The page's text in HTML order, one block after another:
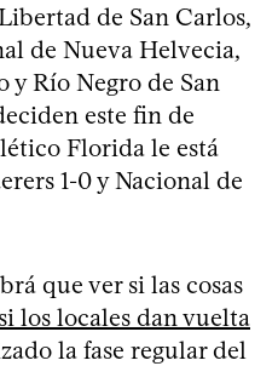
de San Carlos,
de Nueva Helvecia,
y Río Negro de San
este fin de
Florida le está
1-0 y Nacional de
que ver si las cosas
los locales dan vuelta
la fase regular del